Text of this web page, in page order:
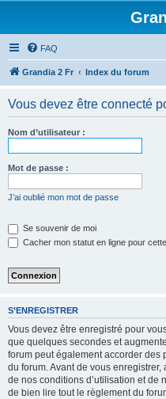
FAQ
Grandia 2 Fr Index du forum
Vous devez être connecté
Nom d’utilisateur :
Mot de passe :
J’ai oublié mon mot de passe
Se souvenir de moi
Cacher mon statut en ligne pour
S’ENREGISTRER
Vous devez être enregistré pour
que quelques secondes et
forum peut également accorder
du forum. Avant de vous
de nos conditions d’utilisation et de
de bien lire tout le règlement du